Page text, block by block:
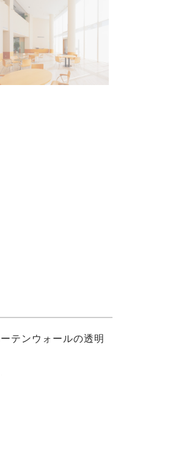
テンウォールの透明